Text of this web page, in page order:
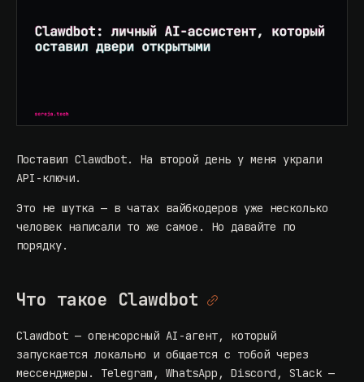
Поставил Clawdbot. На второй день у меня украли
API-ключи.
Это не шутка — в чатах вайбкодеров уже несколько
человек написали то же самое. Но давайте по
порядку.
Что такое Clawdbot
Clawdbot — опенсорсный AI-агент, который
запускается локально и общается с тобой через
мессенджеры. Telegram, WhatsApp, Discord, Slack —